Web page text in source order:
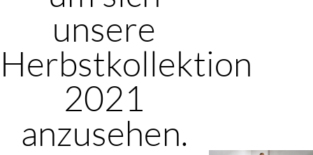
unsere
Herbstkollektion
2021
anzusehen.